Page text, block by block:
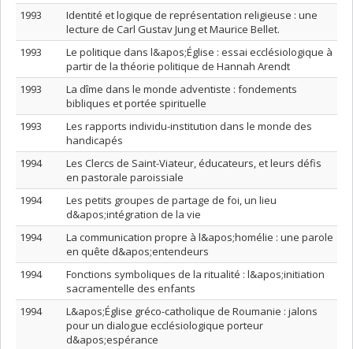
1993
Identité et logique de représentation religieuse : une
lecture de Carl Gustav Jung et Maurice Bellet.
1993
Le politique dans l&apos;Église : essai ecclésiologique à
partir de la théorie politique de Hannah Arendt
1993
La dîme dans le monde adventiste : fondements
bibliques et portée spirituelle
1993
Les rapports individu-institution dans le monde des
handicapés
1994
Les Clercs de Saint-Viateur, éducateurs, et leurs défis
en pastorale paroissiale
1994
Les petits groupes de partage de foi, un lieu
d&apos;intégration de la vie
1994
La communication propre à l&apos;homélie : une parole
en quête d&apos;entendeurs
1994
Fonctions symboliques de la ritualité : l&apos;initiation
sacramentelle des enfants
1994
L&apos;Église gréco-catholique de Roumanie : jalons
pour un dialogue ecclésiologique porteur
d&apos;espérance